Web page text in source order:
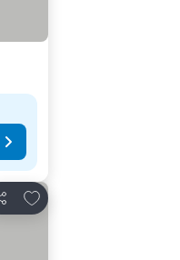
Zu Favoriten hinzufügen